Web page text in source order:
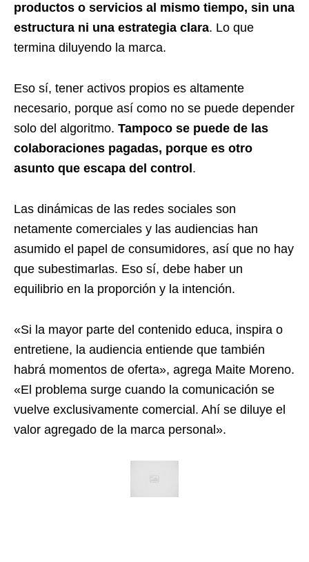
productos o servicios al mismo tiempo, sin una
estructura ni una estrategia clara. Lo que
termina diluyendo la marca.
Eso sí, tener activos propios es altamente
necesario, porque así como no se puede depender
solo del algoritmo. Tampoco se puede de las
colaboraciones pagadas, porque es otro
asunto que escapa del control .
Las dinámicas de las redes sociales son
netamente comerciales y las audiencias han
asumido el papel de consumidores, así que no hay
que subestimarlas. Eso sí, debe haber un
equilibrio en la proporción y la intención.
«Si la mayor parte del contenido educa, inspira o
entretiene, la audiencia entiende que también
habrá momentos de oferta», agrega Maite Moreno.
«El problema surge cuando la comunicación se
vuelve exclusivamente comercial. Ahí se diluye el
valor agregado de la marca personal».